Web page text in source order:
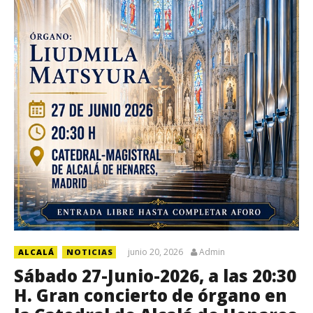
ALCALÁ NOTICIAS junio 20, 2026 Admin
Sábado 27-Junio-2026, a las 20:30
H. Gran concierto de órgano en